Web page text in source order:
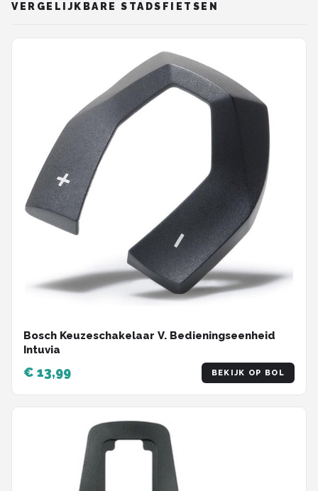
VERGELIJKBARE STADSFIETSEN
Bosch Keuzeschakelaar V. Bedieningseenheid
Intuvia
€ 13,99 BEKIJK OP BOL